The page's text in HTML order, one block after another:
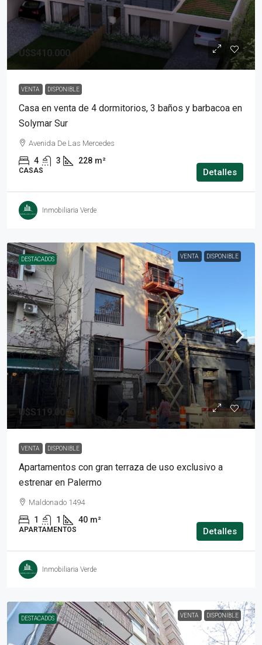
U$S410.000
VENTA DISPONIBLE
Casa en venta de 4 dormitorios, 3 baños y barbacoa en
Solymar Sur
Avenida De Las Mercedes
4 3 228 m²
CASAS Detalles
Inmobiliaria Verde
DESTACADOS VENTA DISPONIBLE
U$S119.000
VENTA DISPONIBLE
Apartamentos con gran terraza de uso exclusivo a
estrenar en Palermo
Maldonado 1494
1 1 40 m²
APARTAMENTOS Detalles
Inmobiliaria Verde
DESTACADOS VENTA DISPONIBLE